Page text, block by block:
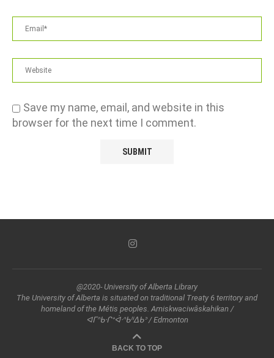
Save my name, email, and website in this
browser for the next time I comment.
@2020- University of Alberta Library
The University of Alberta is situated on traditional Treaty 6 territory and
homeland of the Métis peoples. Amiskwaciwâskahikan /
ᐊᒥᐢᑲᐧᒋᕀᐋᐧᐢᑲᐦᐃᑲᐣ / Edmonton
BACK TO TOP